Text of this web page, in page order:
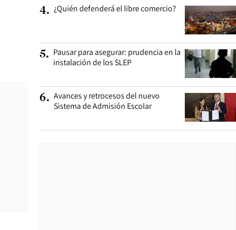
4. ¿Quién defenderá el libre comercio?
5. Pausar para asegurar: prudencia en la
instalación de los SLEP
6. Avances y retrocesos del nuevo
Sistema de Admisión Escolar